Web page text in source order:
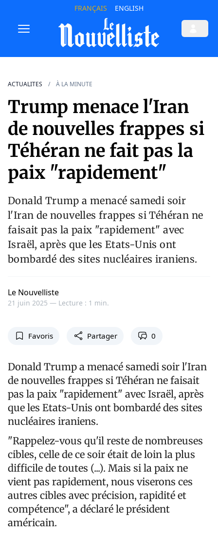
FRANÇAIS ENGLISH
ACTUALITES À LA MINUTE
Trump menace l'Iran
de nouvelles frappes si
Téhéran ne fait pas la
paix "rapidement"
Donald Trump a menacé samedi soir
l'Iran de nouvelles frappes si Téhéran ne
faisait pas la paix "rapidement" avec
Israël, après que les Etats-Unis ont
bombardé des sites nucléaires iraniens.
Le Nouvelliste
21 juin 2025 — Lecture : 1 min.
Favoris Partager 0
Donald Trump a menacé samedi soir l'Iran
de nouvelles frappes si Téhéran ne faisait
pas la paix "rapidement" avec Israël, après
que les Etats-Unis ont bombardé des sites
nucléaires iraniens.
"Rappelez-vous qu'il reste de nombreuses
cibles, celle de ce soir était de loin la plus
difficile de toutes (...). Mais si la paix ne
vient pas rapidement, nous viserons ces
autres cibles avec précision, rapidité et
compétence", a déclaré le président
américain.